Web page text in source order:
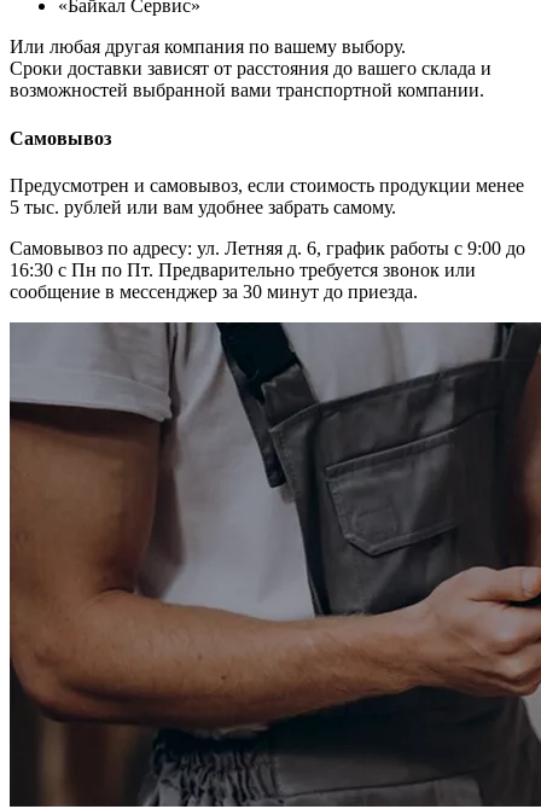
«Байкал Сервис»
Или любая другая компания по вашему выбору.
Сроки доставки зависят от расстояния до вашего склада и
возможностей выбранной вами транспортной компании.
Самовывоз
Предусмотрен и самовывоз, если стоимость продукции менее
5 тыс. рублей или вам удобнее забрать самому.
Самовывоз по адресу: ул. Летняя д. 6, график работы с 9:00 до
16:30 с Пн по Пт. Предварительно требуется звонок или
сообщение в мессенджер за 30 минут до приезда.